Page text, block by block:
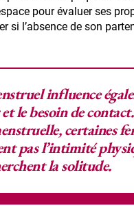
pour évaluer ses
si l’absence de son
influence
le besoin de
, certaines
pas l’intimité
la solitude.